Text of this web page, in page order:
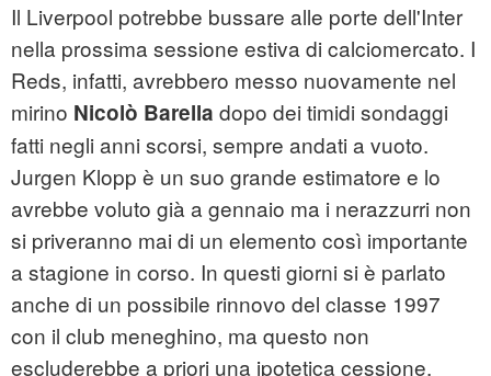
Il Liverpool potrebbe bussare alle porte dell'Inter
nella prossima sessione estiva di calciomercato. I
Reds, infatti, avrebbero messo nuovamente nel
mirino Nicolò Barella dopo dei timidi sondaggi
fatti negli anni scorsi, sempre andati a vuoto.
Jurgen Klopp è un suo grande estimatore e lo
avrebbe voluto già a gennaio ma i nerazzurri non
si priveranno mai di un elemento così importante
a stagione in corso. In questi giorni si è parlato
anche di un possibile rinnovo del classe 1997
con il club meneghino, ma questo non
escluderebbe a priori una ipotetica cessione.